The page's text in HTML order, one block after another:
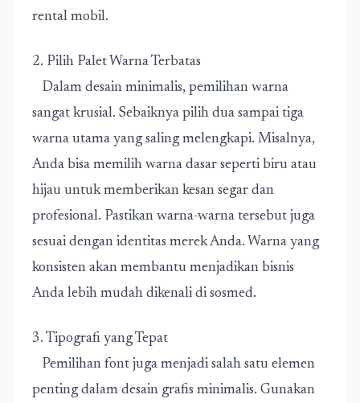
rental mobil.
2. Pilih Palet Warna Terbatas
Dalam desain minimalis, pemilihan warna
sangat krusial. Sebaiknya pilih dua sampai tiga
warna utama yang saling melengkapi. Misalnya,
Anda bisa memilih warna dasar seperti biru atau
hijau untuk memberikan kesan segar dan
profesional. Pastikan warna-warna tersebut juga
sesuai dengan identitas merek Anda. Warna yang
konsisten akan membantu menjadikan bisnis
Anda lebih mudah dikenali di sosmed.
3. Tipografi yang Tepat
Pemilihan font juga menjadi salah satu elemen
penting dalam desain grafis minimalis. Gunakan